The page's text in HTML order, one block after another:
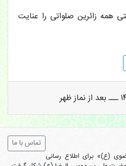
همه زائرین صلواتی را عنایت
تماس با ما
(ع)» برای اطلاع رسانی